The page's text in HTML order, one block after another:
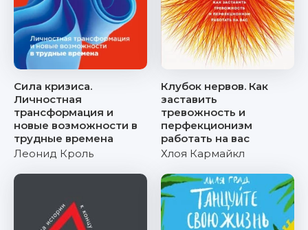
Сила кризиса.
Личностная
трансформация и
новые возможности в
трудные времена
Леонид Кроль
Клубок нервов. Как
заставить
тревожность и
перфекционизм
работать на вас
Хлоя Кармайкл